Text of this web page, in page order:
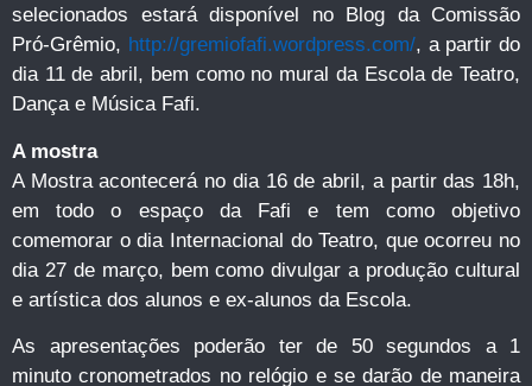
selecionados estará disponível no Blog da Comissão
Pró-Grêmio, http://gremiofafi.wordpress.com/, a partir do
dia 11 de abril, bem como no mural da Escola de Teatro,
Dança e Música Fafi.
A mostra
A Mostra acontecerá no dia 16 de abril, a partir das 18h,
em todo o espaço da Fafi e tem como objetivo
comemorar o dia Internacional do Teatro, que ocorreu no
dia 27 de março, bem como divulgar a produção cultural
e artística dos alunos e ex-alunos da Escola.
As apresentações poderão ter de 50 segundos a 1
minuto cronometrados no relógio e se darão de maneira